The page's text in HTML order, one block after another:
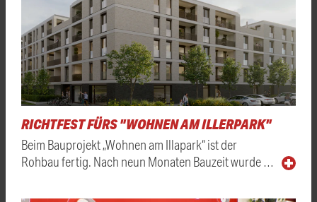
RICHTFEST FÜRS "WOHNEN AM ILLERPARK"
Beim Bauprojekt „Wohnen am Illapark“ ist der
Rohbau fertig. Nach neun Monaten Bauzeit wurde …